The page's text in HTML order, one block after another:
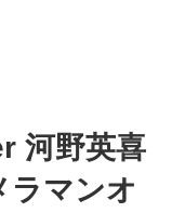
河野英喜
ラマンオ